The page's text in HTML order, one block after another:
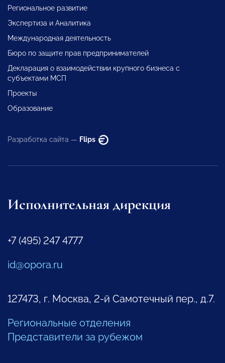
Региональное развитие
Экспертиза и Аналитика
Международная деятельность
Бюро по защите прав предпринимателей
Декларация о взаимодействии крупного бизнеса с
субъектами МСП
Проекты
Образование
Разработка сайта — Flips
Исполнительная дирекция
+7 (495) 247 4777
id@opora.ru
127473, г. Москва, 2-й Самотечный пер., д.7.
Региональные отделения
Представители за рубежом